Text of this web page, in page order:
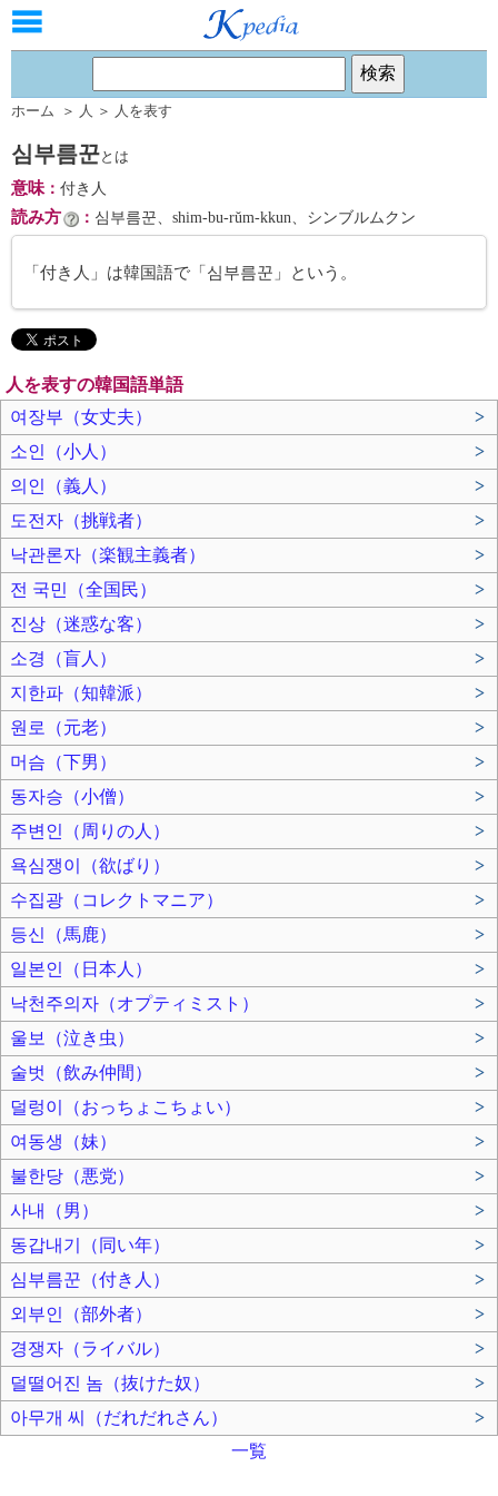
ホーム ＞ 人 ＞ 人を表す
심부름꾼とは
意味： 付き人
読み方 ： 심부름꾼、shim-bu-rŭm-kkun、シンブルムクン
「付き人」は韓国語で「심부름꾼」という。
人を表すの韓国語単語
여장부（女丈夫）
>
소인（小人）
>
의인（義人）
>
도전자（挑戦者）
>
낙관론자（楽観主義者）
>
전 국민（全国民）
>
진상（迷惑な客）
>
소경（盲人）
>
지한파（知韓派）
>
원로（元老）
>
머슴（下男）
>
동자승（小僧）
>
주변인（周りの人）
>
욕심쟁이（欲ばり）
>
수집광（コレクトマニア）
>
등신（馬鹿）
>
일본인（日本人）
>
낙천주의자（オプティミスト）
>
울보（泣き虫）
>
술벗（飲み仲間）
>
덜렁이（おっちょこちょい）
>
여동생（妹）
>
불한당（悪党）
>
사내（男）
>
동갑내기（同い年）
>
심부름꾼（付き人）
>
외부인（部外者）
>
경쟁자（ライバル）
>
덜떨어진 놈（抜けた奴）
>
아무개 씨（だれだれさん）
>
一覧